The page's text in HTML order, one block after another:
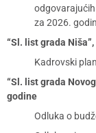
za 2026.
“Sl. list grada
Kadrovski
“Sl. list grada
godine
Odluka o